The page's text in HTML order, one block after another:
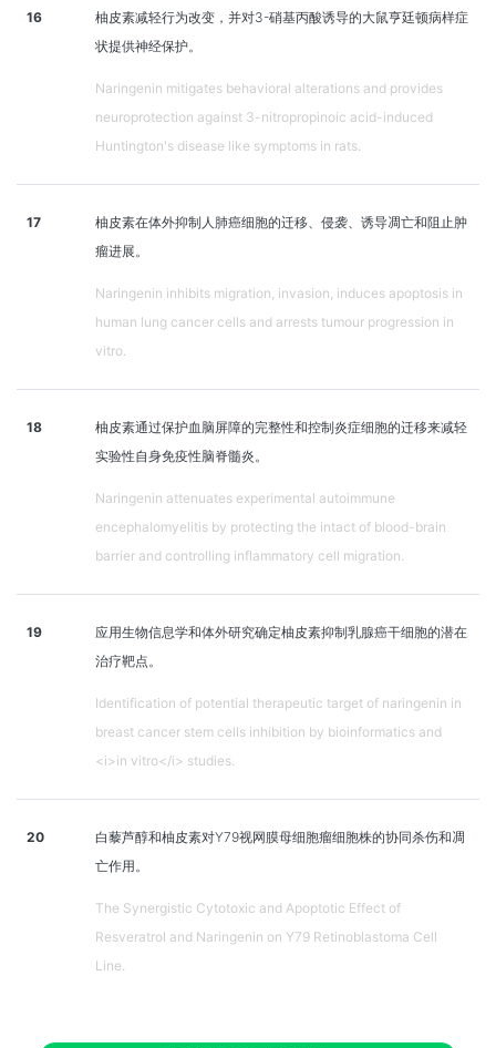
16
柚皮素减轻行为改变，并对3-硝基丙酸诱导的大鼠亨廷顿病样症
状提供神经保护。
Naringenin mitigates behavioral alterations and provides
neuroprotection against 3-nitropropinoic acid-induced
Huntington's disease like symptoms in rats.
17
柚皮素在体外抑制人肺癌细胞的迁移、侵袭、诱导凋亡和阻止肿
瘤进展。
Naringenin inhibits migration, invasion, induces apoptosis in
human lung cancer cells and arrests tumour progression in
vitro.
18
柚皮素通过保护血脑屏障的完整性和控制炎症细胞的迁移来减轻
实验性自身免疫性脑脊髓炎。
Naringenin attenuates experimental autoimmune
encephalomyelitis by protecting the intact of blood-brain
barrier and controlling inflammatory cell migration.
19
应用生物信息学和体外研究确定柚皮素抑制乳腺癌干细胞的潜在
治疗靶点。
Identification of potential therapeutic target of naringenin in
breast cancer stem cells inhibition by bioinformatics and
<i>in vitro</i> studies.
20
白藜芦醇和柚皮素对Y79视网膜母细胞瘤细胞株的协同杀伤和凋
亡作用。
The Synergistic Cytotoxic and Apoptotic Effect of
Resveratrol and Naringenin on Y79 Retinoblastoma Cell
Line.